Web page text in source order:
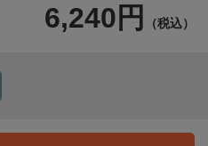
6,240円 （税込）